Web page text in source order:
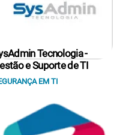
Tecnologia -
e Suporte de TI
EM TI